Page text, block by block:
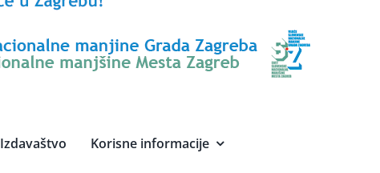
Izdavaštvo Korisne informacije